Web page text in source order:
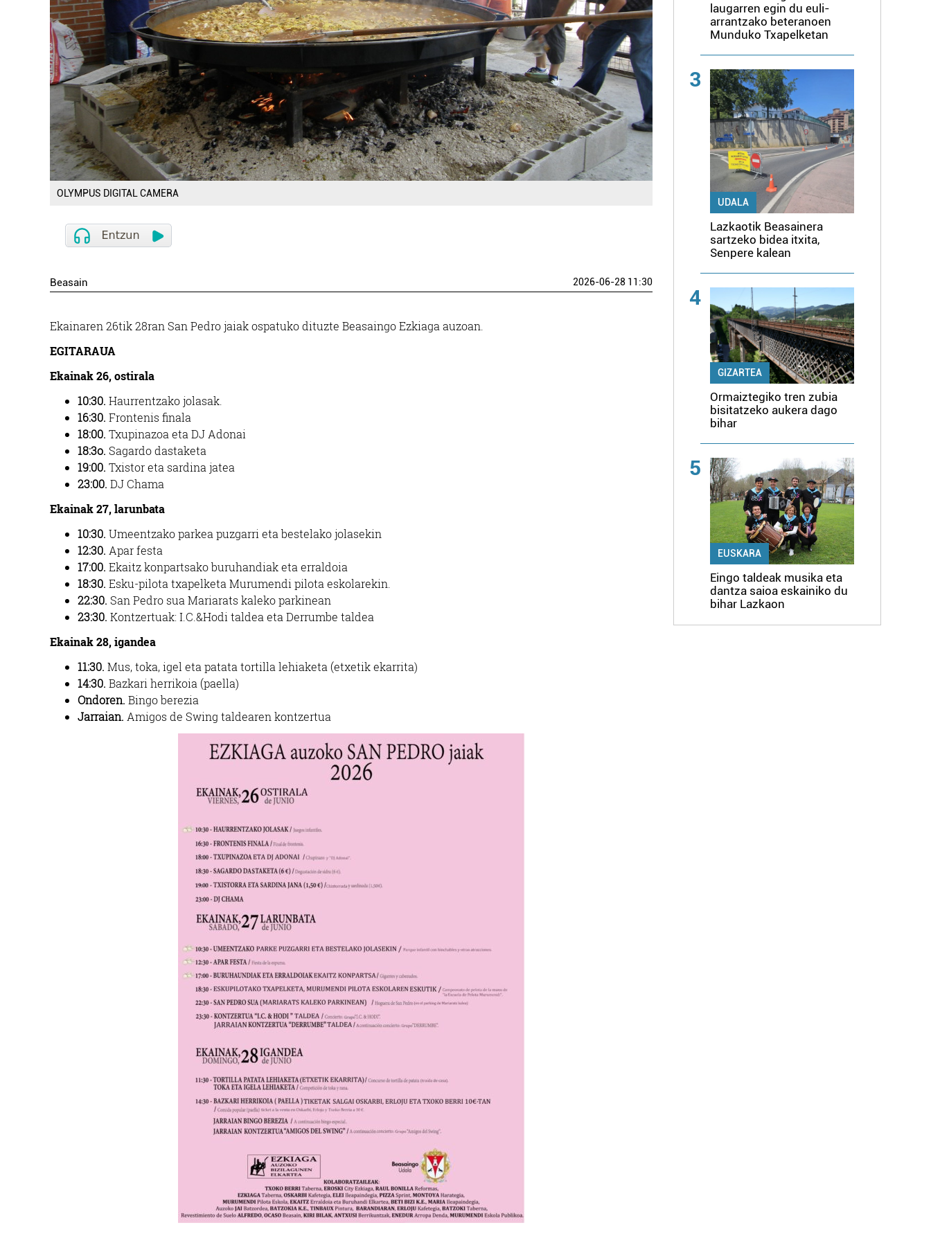
OLYMPUS DIGITAL CAMERA
Beasain 2026-06-28 11:30
Ekainaren 26tik 28ran San Pedro jaiak ospatuko dituzte Beasaingo Ezkiaga auzoan.
EGITARAUA
Ekainak 26, ostirala
10:30. Haurrentzako jolasak.
16:30. Frontenis finala
18:00. Txupinazoa eta DJ Adonai
18:3o. Sagardo dastaketa
19:00. Txistor eta sardina jatea
23:00. DJ Chama
Ekainak 27, larunbata
10:30. Umeentzako parkea puzgarri eta bestelako jolasekin
12:30. Apar festa
17:00. Ekaitz konpartsako buruhandiak eta erraldoia
18:30. Esku-pilota txapelketa Murumendi pilota eskolarekin.
22:30. San Pedro sua Mariarats kaleko parkinean
23:30. Kontzertuak: I.C.&Hodi taldea eta Derrumbe taldea
Ekainak 28, igandea
11:30. Mus, toka, igel eta patata tortilla lehiaketa (etxetik ekarrita)
14:30. Bazkari herrikoia (paella)
Ondoren. Bingo berezia
Jarraian. Amigos de Swing taldearen kontzertua
laugarren egin du euli-
arrantzako beteranoen
Munduko Txapelketan
3
UDALA
Lazkaotik Beasainera
sartzeko bidea itxita,
Senpere kalean
4
GIZARTEA
Ormaiztegiko tren zubia
bisitatzeko aukera dago
bihar
5
EUSKARA
Eingo taldeak musika eta
dantza saioa eskainiko du
bihar Lazkaon